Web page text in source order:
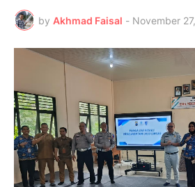
by Akhmad Faisal - November